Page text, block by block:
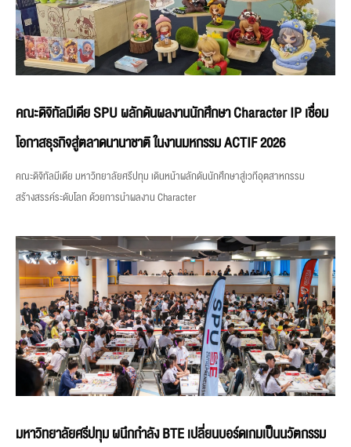
คณะดิจิทัลมีเดีย SPU ผลักดันผลงานนักศึกษา Character IP เชื่อม
โอกาสธุรกิจสู่ตลาดนานาชาติ ในงานมหกรรม ACTIF 2026
คณะดิจิทัลมีเดีย มหาวิทยาลัยศรีปทุม เดินหน้าผลักดันนักศึกษาสู่เวทีอุตสาหกรรม
สร้างสรรค์ระดับโลก ด้วยการนำผลงาน Character
มหาวิทยาลัยศรีปทุม ผนึกกำลัง BTE เปลี่ยนบอร์ดเกมเป็นนวัตกรรม